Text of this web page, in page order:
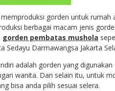
gorden untuk rumah
berbagai macam jenis
gorden pembatas mushola
Sedayu Darmawangsa Jakarta
adalah gorden yang digunakan
wanita. Dan selain itu, untuk
bisa anda pilih sesuai selera.